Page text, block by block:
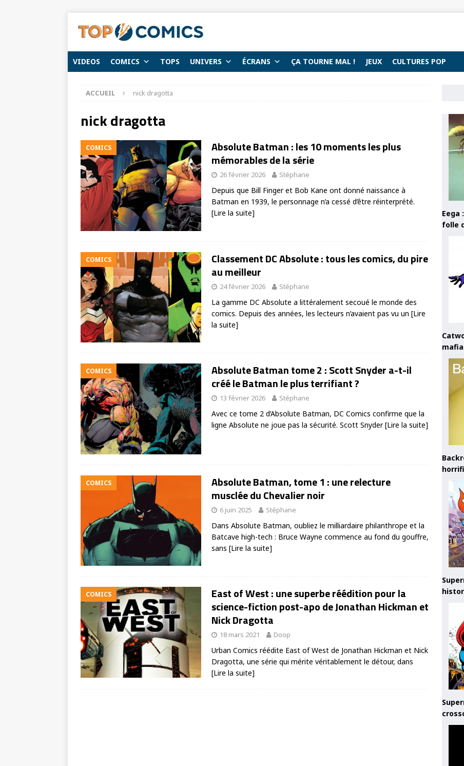
VIDEOS COMICS TOPS UNIVERS ÉCRANS ÇA TOURNE MAL ! JEUX CULTURES POP
ACCUEIL nick dragotta
nick dragotta
COMICS
Absolute Batman : les 10 moments les plus
mémorables de la série
26 février 2026 Stéphane
Depuis que Bill Finger et Bob Kane ont donné naissance à
Batman en 1939, le personnage n’a cessé d’être réinterprété.
[Lire la suite]
COMICS
Classement DC Absolute : tous les comics, du pire
au meilleur
24 février 2026 Stéphane
La gamme DC Absolute a littéralement secoué le monde des
comics. Depuis des années, les lecteurs n’avaient pas vu un [Lire
la suite]
COMICS
Absolute Batman tome 2 : Scott Snyder a-t-il
créé le Batman le plus terrifiant ?
13 février 2026 Stéphane
Avec ce tome 2 d’Absolute Batman, DC Comics confirme que la
ligne Absolute ne joue pas la sécurité. Scott Snyder[Lire la suite]
COMICS
Absolute Batman, tome 1 : une relecture
musclée du Chevalier noir
6 juin 2025 Stéphane
Dans Absolute Batman, oubliez le milliardaire philanthrope et la
Batcave high-tech : Bruce Wayne commence au fond du gouffre,
sans [Lire la suite]
COMICS
East of West : une superbe réédition pour la
science-fiction post-apo de Jonathan Hickman et
Nick Dragotta
18 mars 2021 Doop
Urban Comics réédite East of West de Jonathan Hickman et Nick
Dragotta, une série qui mérite véritablement le détour, dans
[Lire la suite]
Eega
folle
mafia